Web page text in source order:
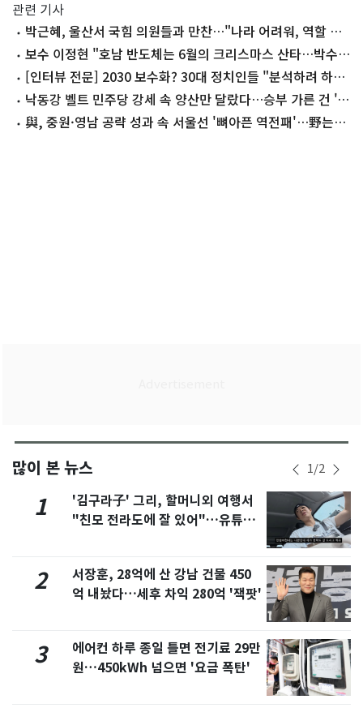
관련 기사
박근혜, 울산서 국힘 의원들과 만찬…"나라 어려워, 역할 잘
해달라"
보수 이정현 "호남 반도체는 6월의 크리스마스 산타…박수쳐
야"[인터뷰 전문] 2030 보수화? 30대 정치인들 "분석하려 하지
마"낙동강 벨트 민주당 강세 속 양산만 달랐다…승부 가른 건 '결
집력'
與, 중원·영남 공략 성과 속 서울선 '뼈아픈 역전패'…野는
많이 본 뉴스 1/2
1
'김구라子' 그리, 할머니외 여행서
"친모 전라도에 잘 있어"…유튜브
2
서장훈, 28억에 산 강남 건물 450
억 내놨다…세후 차익 280억 '잭팟'
3
에어컨 하루 종일 틀면 전기료 29만
원…450kWh 넘으면 '요금 폭탄'